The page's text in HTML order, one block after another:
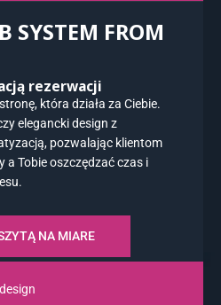
SYSTEM FROM
rezerwacji
która działa za Ciebie.
elegancki design z
pozwalając klientom
a Tobie oszczędzać czas i
NA MIARE